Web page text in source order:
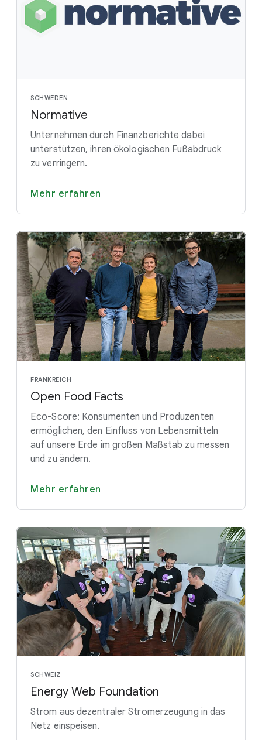
SCHWEDEN
Normative
Unternehmen durch Finanzberichte dabei
unterstützen, ihren ökologischen Fußabdruck
zu verringern.
Mehr erfahren
FRANKREICH
Open Food Facts
Eco-Score: Konsumenten und Produzenten
ermöglichen, den Einfluss von Lebensmitteln
auf unsere Erde im großen Maßstab zu messen
und zu ändern.
Mehr erfahren
SCHWEIZ
Energy Web Foundation
Strom aus dezentraler Stromerzeugung in das
Netz einspeisen.